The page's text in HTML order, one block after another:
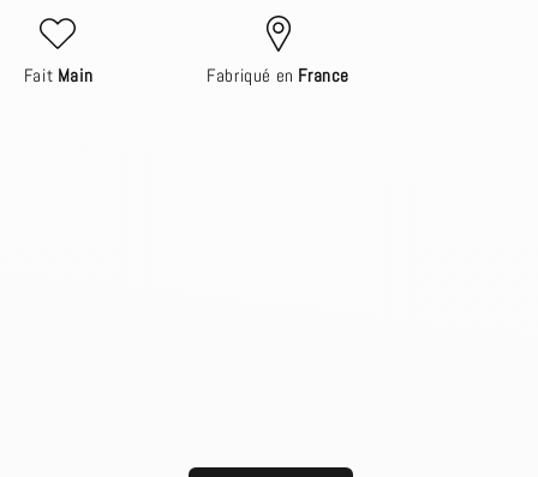
for further editing or
Fait Main Fabriqué en France